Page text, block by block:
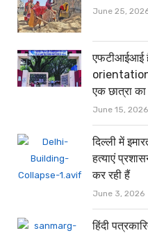
June 25,
एफटीआईआई
orientation
एक छात्रा
June 15, 2026
दिल्ली में
हत्याएं
कर रही हैं
June 3, 2026
हिंदी